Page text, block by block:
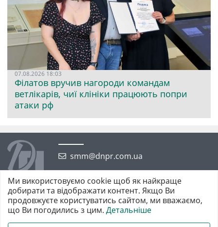
07.08.2026 18:03
Філатов вручив нагороди командам
ветлікарів, чиї клініки працюють попри
атаки рф
smm@dnpr.com.ua
©2026 https://dnpr.com.ua Дніпровська порадниця
Всі права захищені. При повному або частковому використанні
Ми використовуємо cookie щоб як найкраще
добирати та відображати контент. Якщо Ви
продовжуєте користуватись сайтом, ми вважаємо,
що Ви погодились з цим. Детальніше